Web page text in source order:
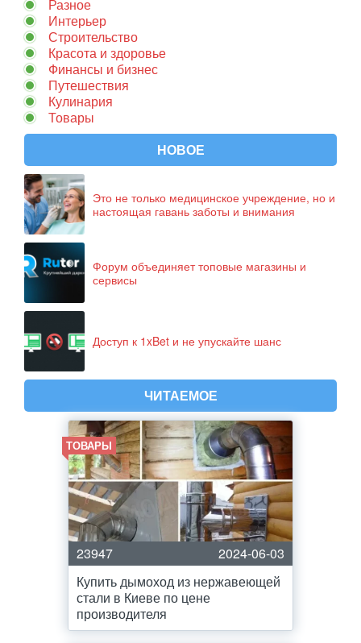
Разное
Интерьер
Строительство
Красота и здоровье
Финансы и бизнес
Путешествия
Кулинария
Товары
НОВОЕ
Это не только медицинское учреждение, но и
настоящая гавань заботы и внимания
Форум объединяет топовые магазины и
сервисы
Доступ к 1xBet и не упускайте шанс
ЧИТАЕМОЕ
ТОВАРЫ
23947
2024-06-03
Купить дымоход из нержавеющей
стали в Киеве по цене
производителя